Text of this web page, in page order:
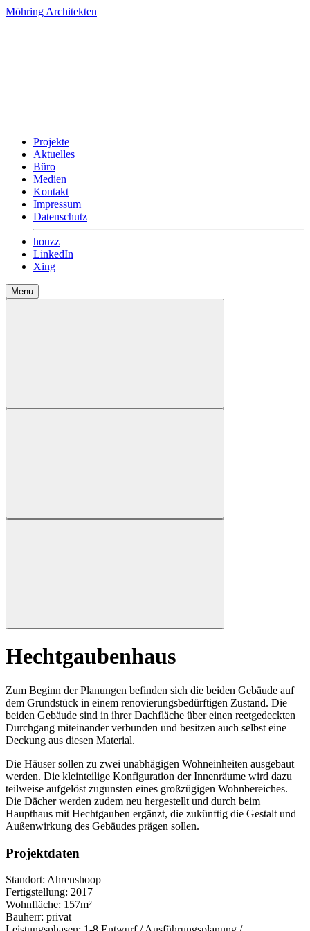
Möhring Architekten
Projekte
Aktuelles
Büro
Medien
Kontakt
Impressum
Datenschutz
houzz
LinkedIn
Xing
Menu
Hechtgaubenhaus
Zum Beginn der Planungen befinden sich die beiden Gebäude auf
dem Grundstück in einem renovierungsbedürftigen Zustand. Die
beiden Gebäude sind in ihrer Dachfläche über einen reetgedeckten
Durchgang miteinander verbunden und besitzen auch selbst eine
Deckung aus diesen Material.
Die Häuser sollen zu zwei unabhägigen Wohneinheiten ausgebaut
werden. Die kleinteilige Konfiguration der Innenräume wird dazu
teilweise aufgelöst zugunsten eines großzügigen Wohnbereiches.
Die Dächer werden zudem neu hergestellt und durch beim
Haupthaus mit Hechtgauben ergänzt, die zukünftig die Gestalt und
Außenwirkung des Gebäudes prägen sollen.
Projektdaten
Standort: Ahrenshoop
Fertigstellung: 2017
Wohnfläche: 157m²
Bauherr: privat